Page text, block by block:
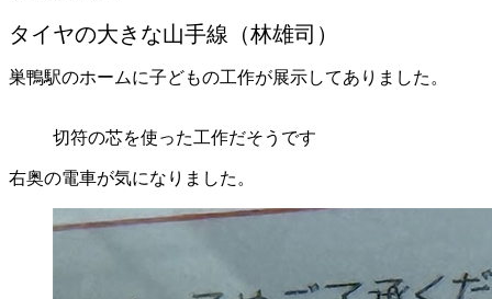
タイヤの大きな山手線（林雄司）
巣鴨駅のホームに子どもの工作が展示してありました。
切符の芯を使った工作だそうです
右奥の電車が気になりました。